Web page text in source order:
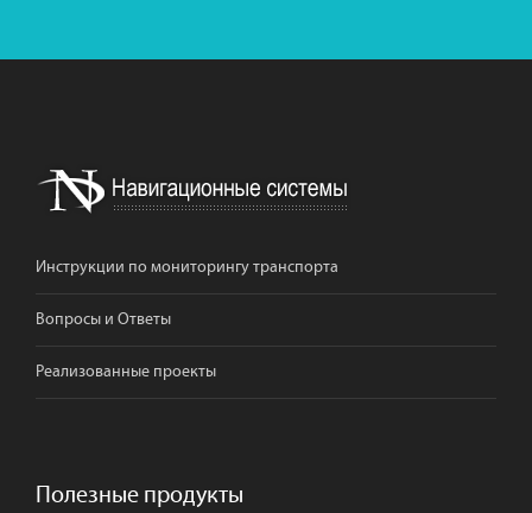
Инструкции по мониторингу транспорта
Вопросы и Ответы
Реализованные проекты
Полезные продукты